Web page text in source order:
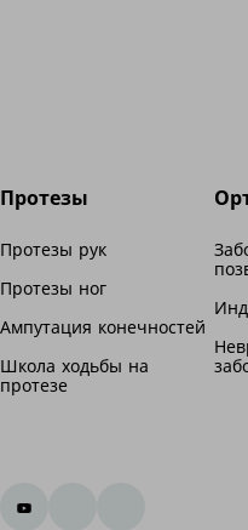
Протезы
Протезы рук
Протезы ног
Ампутация конечностей
Школа ходьбы на
протезе